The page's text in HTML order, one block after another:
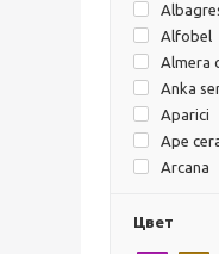
Alfobel
Almera
Anka
Aparici
Ape
Arcana
Ariana
Цвет